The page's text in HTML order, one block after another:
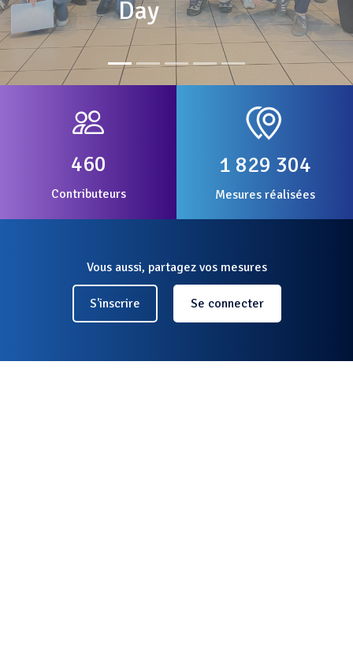
Day
460
Contributeurs
1 829 304
Mesures réalisées
Vous aussi, partagez vos mesures
S'inscrire Se connecter